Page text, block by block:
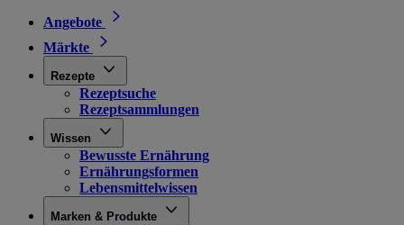
Angebote
Märkte
Rezepte
Rezeptsuche
Rezeptsammlungen
Wissen
Bewusste Ernährung
Ernährungsformen
Lebensmittelwissen
Marken & Produkte